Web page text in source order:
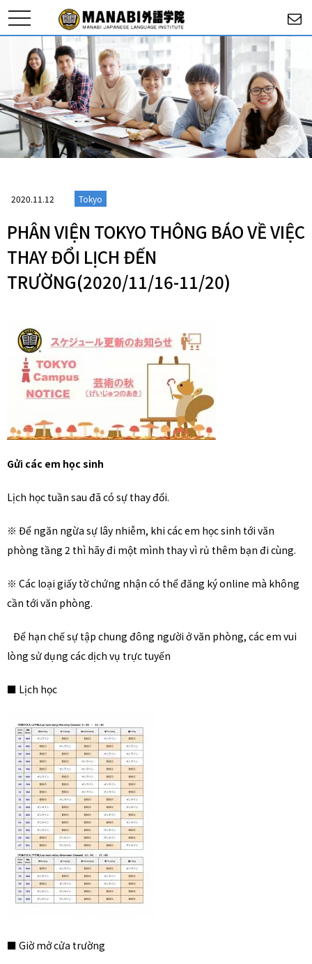
toggle
navigation
2020.11.12 Tokyo
PHÂN VIỆN TOKYO THÔNG BÁO VỀ VIỆC
THAY ĐỔI LỊCH ĐẾN
TRƯỜNG(2020/11/16-11/20)
Gửi các em học sinh
Lịch học tuần sau đã có sự thay đổi.
※ Để ngăn ngừa sự lây nhiễm, khi các em học sinh tới văn
phòng tầng 2 thì hãy đi một mình thay vì rủ thêm bạn đi cùng.
※ Các loại giấy tờ chứng nhận có thể đăng ký online mà không
cần tới văn phòng.
Để hạn chế sự tập chung đông người ở văn phòng, các em vui
lòng sử dụng các dịch vụ trực tuyến
■ Lịch học
■ Giờ mở cửa trường